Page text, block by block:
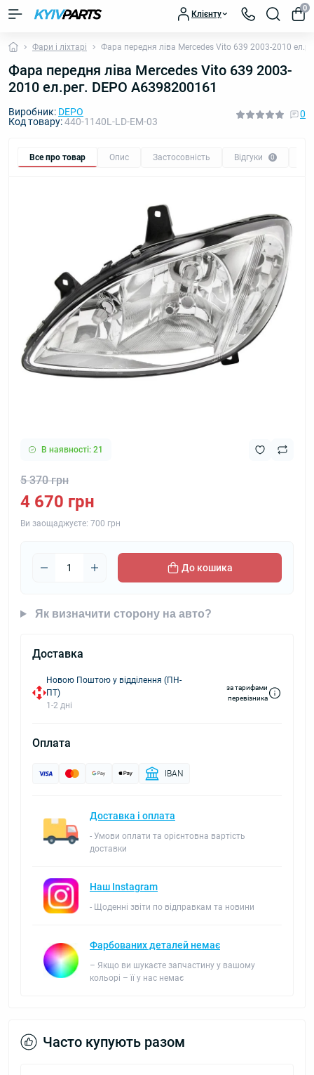
Клієнту
0
Фари і ліхтарі Фара передня ліва Mercedes Vito 639 2003-2010
Фара передня ліва Mercedes Vito 639 2003-
2010 ел.рег. DEPO A6398200161
Виробник: DEPO
Код товару:440-1140L-LD-EM-03
0
Все про товар Опис Застосовність Відгуки 0
В наявності: 21
5 370 грн
4 670 грн
Ви заощаджуєте: 700 грн
До кошика
Як визначити сторону на авто?
Доставка
Новою Поштою у відділення (ПН-
ПТ)
1-2 дні
за тарифами
перевізника
Оплата
IBAN
Доставка і оплата
- Умови оплати та орієнтовна вартість
доставки
Наш Instagram
- Щоденні звіти по відправкам та новини
Фарбованих деталей немає
– Якщо ви шукаєте запчастину у вашому
кольорі – її у нас немає
Часто купують разом